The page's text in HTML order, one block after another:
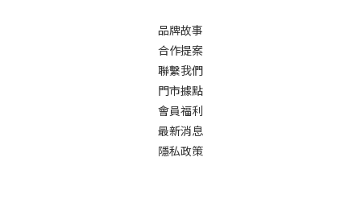
品牌故事
合作提案
聯繫我們
門市據點
會員福利
最新消息
隱私政策